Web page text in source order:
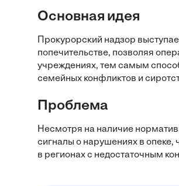
Основная идея
Прокурорский надзор
попечительстве, позволяя
учреждениях, тем самым
семейных конфликтов и
Проблема
Несмотря на наличие
сигналы о нарушениях в опеке,
в регионах с недостаточным